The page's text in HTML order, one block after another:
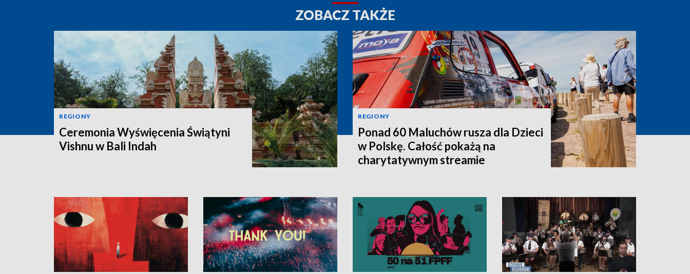
ZOBACZ TAKŻE
REGIONY
Ceremonia Wyświęcenia Świątyni
Vishnu w Bali Indah
REGIONY
Ponad 60 Maluchów rusza dla Dzieci
w Polskę. Całość pokażą na
charytatywnym streamie